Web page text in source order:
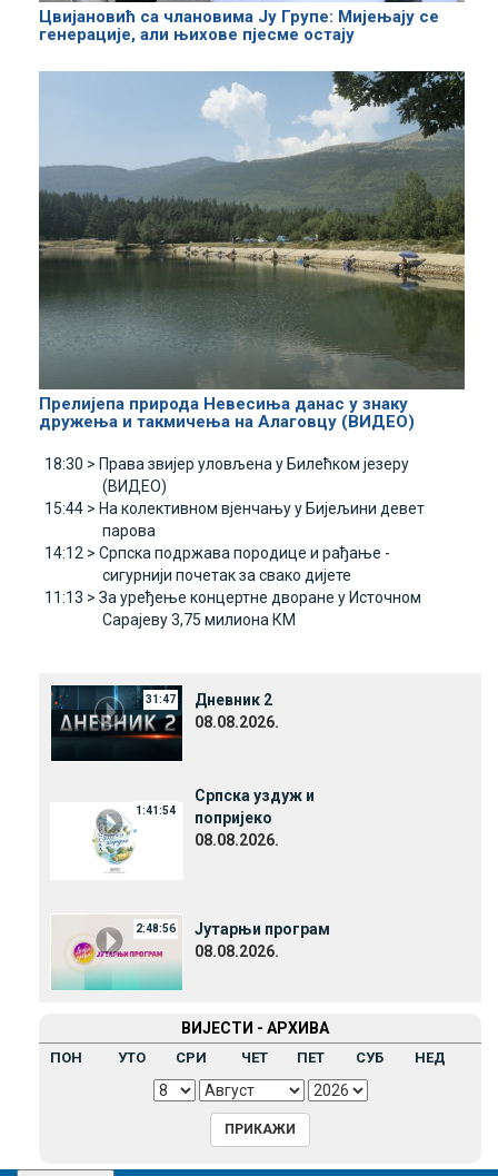
Цвијановић са члановима Ју Групе: Мијењају се
генерације, али њихове пјесме остају
Прелијепа природа Невесиња данас у знаку
дружења и такмичења на Алаговцу (ВИДЕО)
18:30 > Права звијер уловљена у Билећком језеру
(ВИДЕО)
15:44 > На колективном вјенчању у Бијељини девет
парова
14:12 > Српска подржава породице и рађање -
сигурнији почетак за свако дијете
11:13 > За уређење концертне дворане у Источном
Сарајеву 3,75 милиона КМ
31:47
Дневник 2
08.08.2026.
1:41:54
Српска уздуж и
попријеко
08.08.2026.
2:48:56
Јутарњи програм
08.08.2026.
ВИЈЕСТИ - АРХИВА
ПОН УТО СРИ ЧЕТ ПЕТ СУБ НЕД